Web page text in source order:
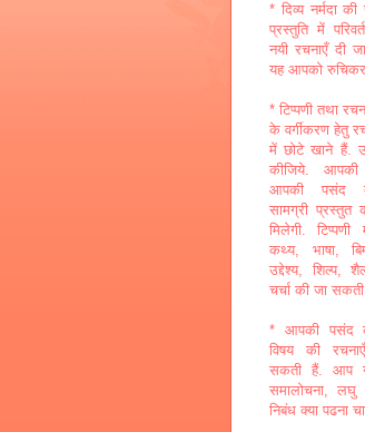
* दिव्य नर्मदा
प्रस्तुति में
नयी रचनाएँ दी
यह आपको
* टिप्पणी तथा
के वर्गीकरण हेतु
में छोटे खाने हैं.
कीजिये. आपकी
आपकी पसंद
सामग्री
मिलेगी.
कथ्य, भाषा,
उद्देश्य, शिल्प,
चर्चा की जा
* आपकी पसंद
विषय की
सकती हैं. आप
समालोचना, लघु
निबंध क्या पढना